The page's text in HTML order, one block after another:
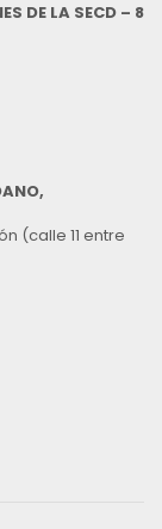
DE LA SECD – 8
(calle 11 entre